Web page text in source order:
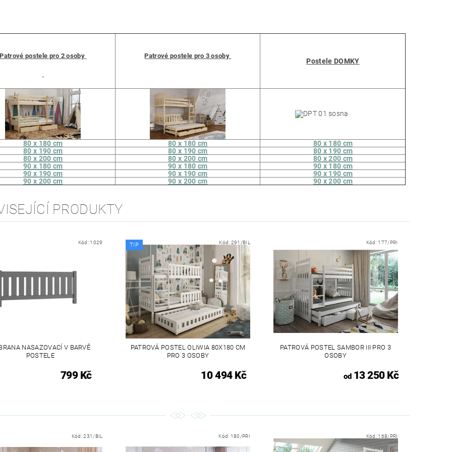
Patrové postele pro 2 osoby Patrové postele pro 3 osoby
Postele DOMKY
80 x 180 cm 80 x 180 cm
80 x 180 cm
80 x 190 cm
80 x 190 cm
80 x 190 cm
80 x 200 cm
80 x 200 cm
80 x 200 cm
90 x 180 cm
90 x 180 cm
90 x 180 cm
90 x 190 cm
90 x 190 cm
90 x 190 cm
90 x 200 cm
90 x 200 cm 90 x 200 cm
PRODUKTY
Kód: 1029
NASAZOVACÍ V BARVĚ
POSTELE
799 Kč
TIP Kód: 291/BIL
PATROVÁ POSTEL OLIWIA 80X180 CM
PRO 3 OSOBY
10 494 Kč
Kód: 177/PRI
PATROVÁ POSTEL SAMBOR III PRO 3
OSOBY
od13 250 Kč
Kód:231/BIL Kód: 180/PRI Kód: 168/PRI